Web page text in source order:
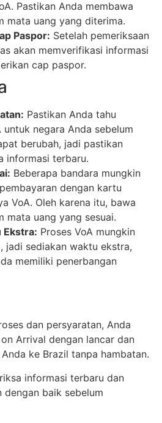
Pastikan Anda membawa
mata uang yang diterima.
Paspor: Setelah pemeriksaan
akan memverifikasi informasi
cap paspor.
Pastikan Anda tahu
untuk negara Anda sebelum
berubah, jadi pastikan
informasi terbaru.
Beberapa bandara mungkin
dengan kartu
VoA. Oleh karena itu, bawa
mata uang yang sesuai.
Ekstra: Proses VoA mungkin
jadi sediakan waktu ekstra,
memiliki penerbangan
dan persyaratan, Anda
Arrival dengan lancar dan
ke Brazil tanpa hambatan.
informasi terbaru dan
dengan baik sebelum